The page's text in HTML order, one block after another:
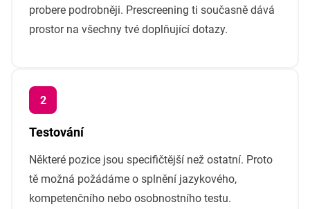
probere podrobněji. Prescreening ti současně dává
prostor na všechny tvé doplňující dotazy.
Testování
Některé pozice jsou specifičtější než ostatní. Proto
tě možná požádáme o splnění jazykového,
kompetenčního nebo osobnostního testu.